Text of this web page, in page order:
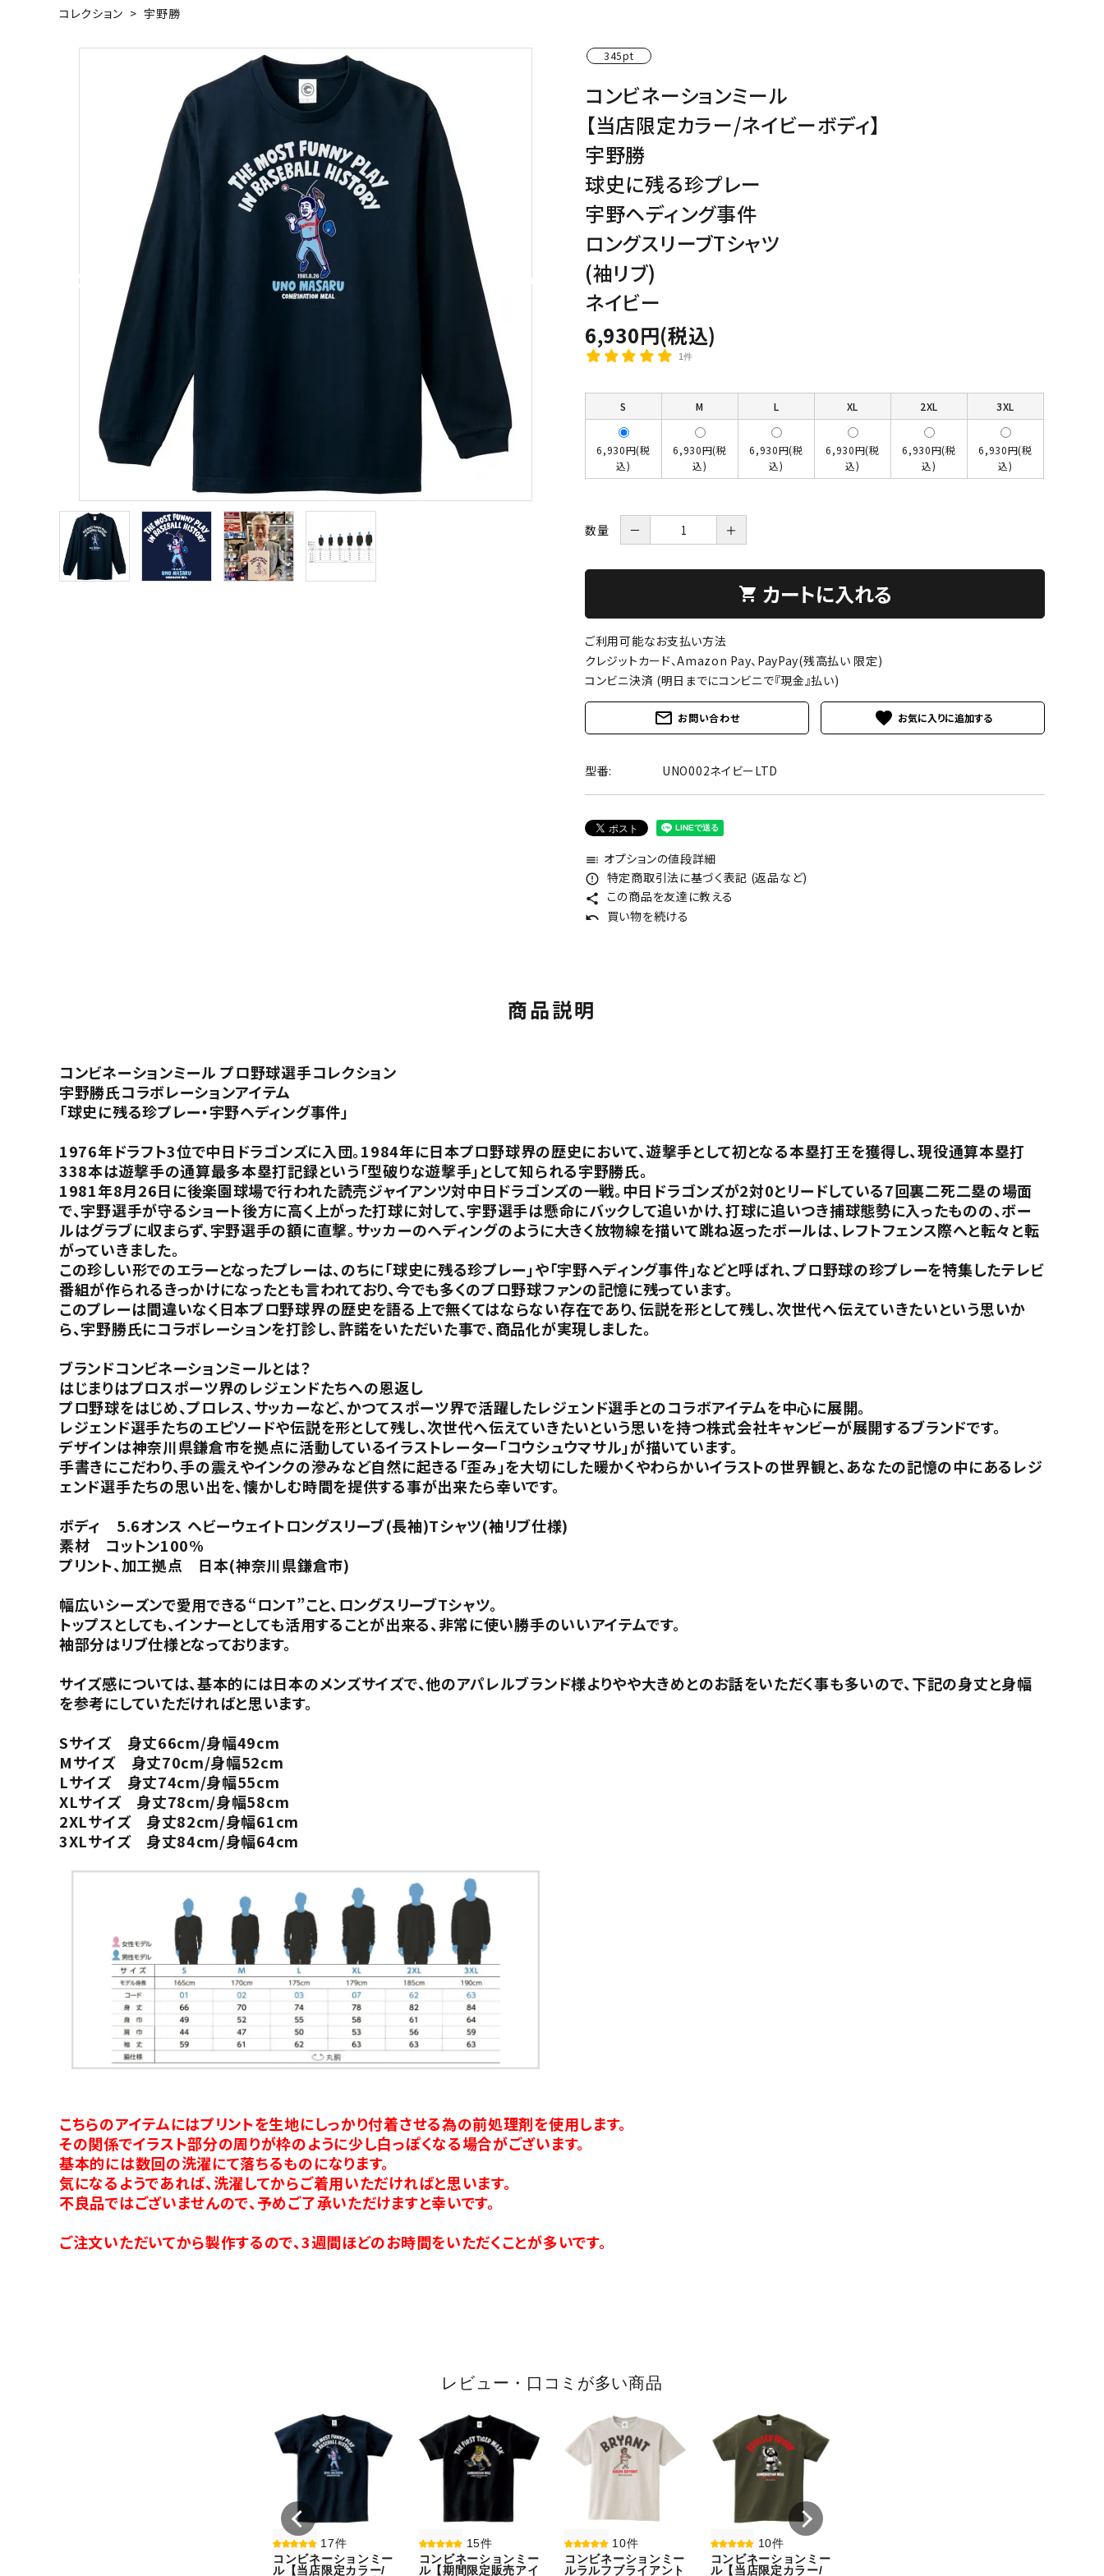
コレクション > 宇野勝
345pt
コンビネーションミール
【当店限定カラー/ネイビーボディ】
宇野勝
球史に残る珍プレー
宇野ヘディング事件
ロングスリーブTシャツ
(袖リブ)
ネイビー
6,930円(税込)
1件
S M L XL 2XL 3XL
6,930円(税
込)
6,930円(税
込)
6,930円(税
込)
6,930円(税
込)
6,930円(税
込)
6,930円(税
込)
数量 － ＋
shopping_cart カートに入れる
ご利用可能なお支払い方法
クレジットカード、Amazon Pay、PayPay(残高払い 限定)
コンビニ決済 (明日までにコンビニで『現金』払い)
mail_outline お問い合わせ favorite
型番: UNO002ネイビーLTD
toc オプションの値段詳細
error_outline 特定商取引法に基づく表記 (返品など)
share この商品を友達に教える
undo 買い物を続ける
商品説明
コンビネーションミール プロ野球選手コレクション
宇野勝氏コラボレーションアイテム
「球史に残る珍プレー・宇野ヘディング事件」
1976年ドラフト3位で中日ドラゴンズに入団。1984年に日本プロ野球界の歴史において、遊撃手として初となる本塁打王を獲得し、現役通算本塁打
338本は遊撃手の通算最多本塁打記録という「型破りな遊撃手」として知られる宇野勝氏。
1981年8月26日に後楽園球場で行われた読売ジャイアンツ対中日ドラゴンズの一戦。中日ドラゴンズが2対0とリードしている7回裏二死二塁の場面
で、宇野選手が守るショート後方に高く上がった打球に対して、宇野選手は懸命にバックして追いかけ、打球に追いつき捕球態勢に入ったものの、ボー
ルはグラブに収まらず、宇野選手の額に直撃。サッカーのヘディングのように大きく放物線を描いて跳ね返ったボールは、レフトフェンス際へと転々と転
がっていきました。
この珍しい形でのエラーとなったプレーは、のちに「球史に残る珍プレー」や「宇野ヘディング事件」などと呼ばれ、プロ野球の珍プレーを特集したテレビ
番組が作られるきっかけになったとも言われており、今でも多くのプロ野球ファンの記憶に残っています。
このプレーは間違いなく日本プロ野球界の歴史を語る上で無くてはならない存在であり、伝説を形として残し、次世代へ伝えていきたいという思いか
ら、宇野勝氏にコラボレーションを打診し、許諾をいただいた事で、商品化が実現しました。
ブランドコンビネーションミールとは？
はじまりはプロスポーツ界のレジェンドたちへの恩返し
プロ野球をはじめ、プロレス、サッカーなど、かつてスポーツ界で活躍したレジェンド選手とのコラボアイテムを中心に展開。
レジェンド選手たちのエピソードや伝説を形として残し、次世代へ伝えていきたいという思いを持つ株式会社キャンビーが展開するブランドです。
デザインは神奈川県鎌倉市を拠点に活動しているイラストレーター「コウシュウマサル」が描いています。
手書きにこだわり、手の震えやインクの滲みなど自然に起きる「歪み」を大切にした暖かくやわらかいイラストの世界観と、あなたの記憶の中にあるレジ
ェンド選手たちの思い出を、懐かしむ時間を提供する事が出来たら幸いです。
ボディ 5.6オンス ヘビーウェイトロングスリーブ(長袖)Tシャツ(袖リブ仕様)
素材 コットン100%
プリント、加工拠点 日本(神奈川県鎌倉市)
幅広いシーズンで愛用できる“ロンT”こと、ロングスリーブTシャツ。
トップスとしても、インナーとしても活用することが出来る、非常に使い勝手のいいアイテムです。
袖部分はリブ仕様となっております。
サイズ感については、基本的には日本のメンズサイズで、他のアパレルブランド様よりやや大きめとのお話をいただく事も多いので、下記の身丈と身幅
を参考にしていただければと思います。
Sサイズ 身丈66cm/身幅49cm
Mサイズ 身丈70cm/身幅52cm
Lサイズ 身丈74cm/身幅55cm
XLサイズ 身丈78cm/身幅58cm
2XLサイズ 身丈82cm/身幅61cm
3XLサイズ 身丈84cm/身幅64cm
こちらのアイテムにはプリントを生地にしっかり付着させる為の前処理剤を使用します。
その関係でイラスト部分の周りが枠のように少し白っぽくなる場合がございます。
基本的には数回の洗濯にて落ちるものになります。
気になるようであれば、洗濯してからご着用いただければと思います。
不良品ではございませんので、予めご了承いただけますと幸いです。
ご注文いただいてから製作するので、3週間ほどのお時間をいただくことが多いです。
レビュー・口コミが多い商品
17件
コンビネーションミー
ル【当店限定カラー/
15件
コンビネーションミー
ル【期間限定販売アイ
10件
コンビネーションミー
ルラルフブライアント
10件
コンビネーションミー
ル【当店限定カラー/